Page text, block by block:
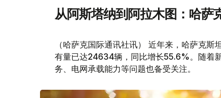
从阿斯塔纳到阿拉木图：哈萨
（哈萨克国际通讯社讯） 近年来，哈萨克
有量已达24634辆，同比增长55.6%。随着
务、电网承载能力等问题也备受关注。